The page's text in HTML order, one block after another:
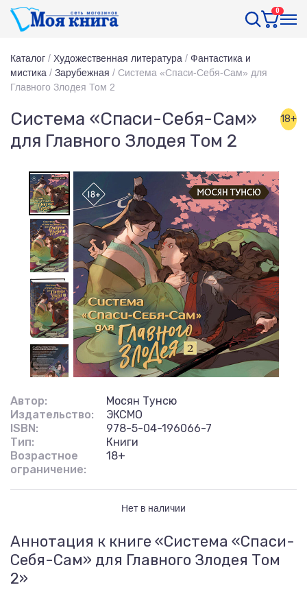
0
Каталог / Художественная литература / Фантастика и
мистика / Зарубежная / Система «Спаси-Себя-Сам» для
Главного Злодея Том 2
Система «Спаси-Себя-Сам»
для Главного Злодея Том 2
18+
Автор:
Мосян Тунсю
Издательство:
ЭКСМО
ISBN:
978-5-04-196066-7
Тип:
Книги
Возрастное
ограничение:
18+
Нет в наличии
Аннотация к книге «Система «Спаси-
Себя-Сам» для Главного Злодея Том
2»